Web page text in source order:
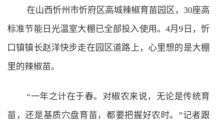
在山西忻州市忻府区高城辣椒育苗园区，30座高
标准节能日光温室大棚已全部投入使用。4月9日，忻
口镇镇长赵洋快步走在园区道路上，心里想的是大棚
里的辣椒苗。
“一年之计在于春。对椒农来说，无论是传统育
苗，还是基质穴盘育苗，都要把握好农时。”记者跟